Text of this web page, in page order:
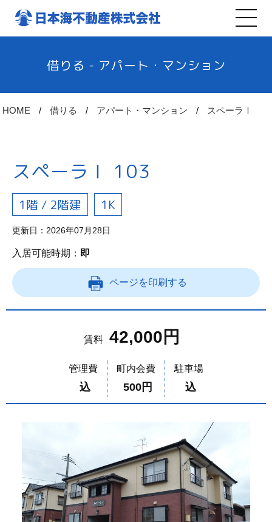
借りる - アパート・マンション
HOME 借りる アパート・マンション スペーラⅠ
スペーラⅠ 103
1階 / 2階建 1K
更新日：2026年07月28日
入居可能時期： 即
ページを印刷する
賃料 42,000円
管理費
込
町内会費
500円
駐車場
込